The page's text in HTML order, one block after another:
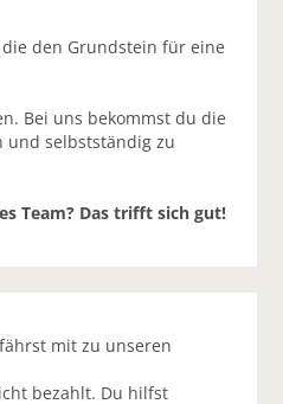
die den Grundstein für eine
Bei uns bekommst du die
und selbstständig zu
Team? Das trifft sich gut!
mit zu unseren
bezahlt. Du hilfst